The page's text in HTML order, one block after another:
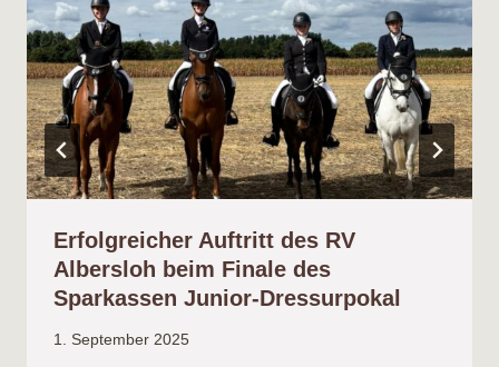
Erfolgreicher Auftritt des RV
Albersloh beim Finale des
Sparkassen Junior-Dressurpokal
1. September 2025